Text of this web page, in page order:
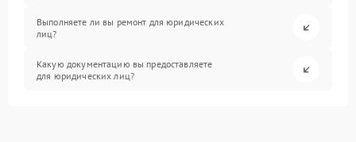
Выполняете ли вы ремонт для юридических
лиц?
Какую документацию вы предоставляете
для юридических лиц?